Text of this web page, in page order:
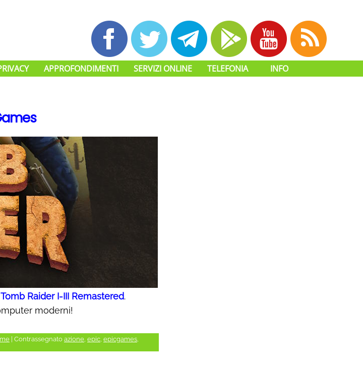
APPROFONDIMENTI SERVIZI ONLINE TELEFONIA INFO
Tomb Raider I-III Remastered.
moderni!
Contrassegnato azione, epic, epicgames,